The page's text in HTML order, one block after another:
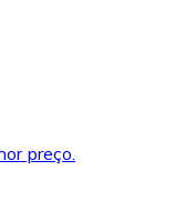
preço.